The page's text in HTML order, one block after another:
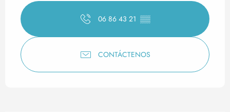
06 86 43 21 ▒▒
CONTÁCTENOS